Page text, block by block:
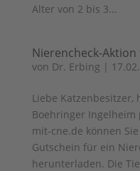
Alter von 2 bis 3...
Nierencheck-Aktion
von Dr. Erbing |
Liebe Katzenbesitzer,
Boehringer Ingelheim
mit-cne.de können
Gutschein für ein
herunterladen. Die